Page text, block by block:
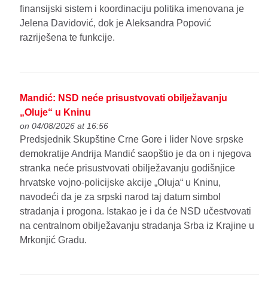
finansijski sistem i koordinaciju politika imenovana je
Jelena Davidović, dok je Aleksandra Popović
razriješena te funkcije.
Mandić: NSD neće prisustvovati obilježavanju
„Oluje“ u Kninu
on 04/08/2026 at 16:56
Predsjednik Skupštine Crne Gore i lider Nove srpske
demokratije Andrija Mandić saopštio je da on i njegova
stranka neće prisustvovati obilježavanju godišnjice
hrvatske vojno-policijske akcije „Oluja“ u Kninu,
navodeći da je za srpski narod taj datum simbol
stradanja i progona. Istakao je i da će NSD učestvovati
na centralnom obilježavanju stradanja Srba iz Krajine u
Mrkonjić Gradu.